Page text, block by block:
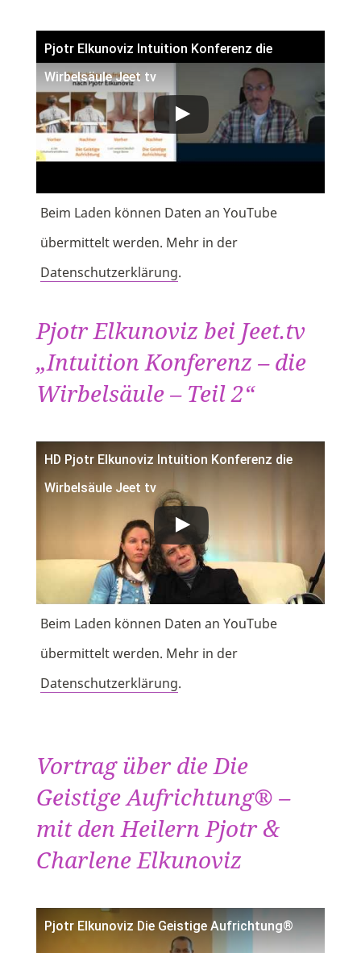
Pjotr Elkunoviz Intuition Konferenz die
Wirbelsäule Jeet tv
Beim Laden können Daten an YouTube
übermittelt werden. Mehr in der
Datenschutzerklärung.
Pjotr Elkunoviz bei Jeet.tv
„Intuition Konferenz – die
Wirbelsäule – Teil 2“
HD Pjotr Elkunoviz Intuition Konferenz die
Wirbelsäule Jeet tv
Beim Laden können Daten an YouTube
übermittelt werden. Mehr in der
Datenschutzerklärung.
Vortrag über die Die
Geistige Aufrichtung® –
mit den Heilern Pjotr &
Charlene Elkunoviz
Pjotr Elkunoviz Die Geistige Aufrichtung®